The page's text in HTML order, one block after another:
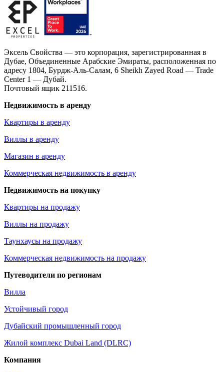
Эксель Свойства — это корпорация, зарегистрированная в
Дубае, Объединенные Арабские Эмираты, расположенная по
адресу 1804, Бурдж-Аль-Салам, 6 Sheikh Zayed Road — Trade
Center 1 — Дубай.
Почтовый ящик 211516.
Недвижимость в аренду
Квартиры в аренду
Виллы в аренду
Магазин в аренду
Коммерческая недвижимость в аренду
Недвижимость на покупку
Квартиры на продажу
Виллы на продажу
Таунхаусы на продажу
Коммерческая недвижимость на продажу
Путеводители по регионам
Вилла
Устойчивый город
Дубайский промышленный город
Жилой комплекс Dubai Land (DLRC)
Компания